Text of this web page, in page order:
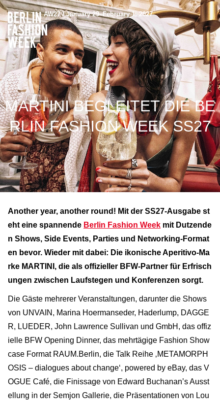
AW27 / January 29–February 1, 2027
MARTINI BEGLEITET DIE BE
RLIN FASHION WEEK SS27
Another year, another round! Mit der SS27-Ausgabe st
eht eine spannende Berlin Fashion Week mit Dutzende
n Shows, Side Events, Parties und Networking-Format
en bevor. Wieder mit dabei: Die ikonische Aperitivo-Ma
rke MARTINI, die als offizieller BFW-Partner für Erfrisch
ungen zwischen Laufstegen und Konferenzen sorgt.
Die Gäste mehrerer Veranstaltungen, darunter die Shows
von UNVAIN, Marina Hoermanseder, Haderlump, DAGGE
R, LUEDER, John Lawrence Sullivan und GmbH, das offiz
ielle BFW Opening Dinner, das mehrtägige Fashion Show
case Format RAUM.Berlin, die Talk Reihe ‚METAMORPH
OSIS – dialogues about change‘, powered by eBay, das V
OGUE Café, die Finissage von Edward Buchanan’s Ausst
ellung in der Semjon Gallerie, die Präsentationen von Lou